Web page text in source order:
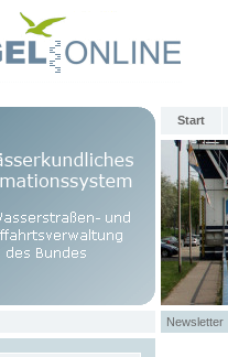
Start
Newsletter